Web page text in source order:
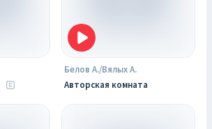
Белов А./Вялых А.
Авторская комната